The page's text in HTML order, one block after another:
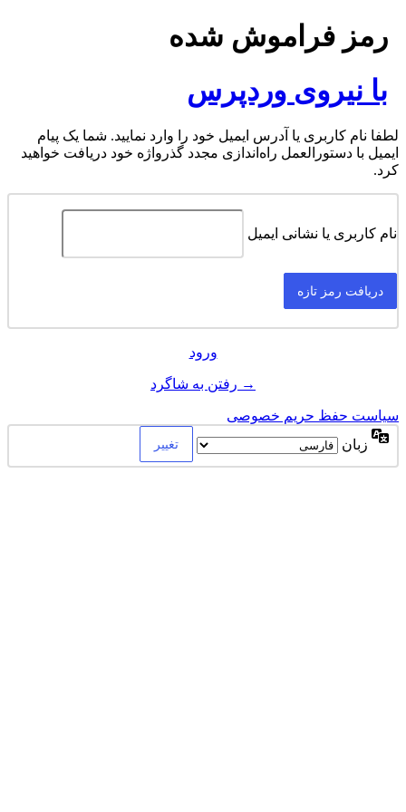
رمز فراموش شده
با نیروی وردپرس
لطفا نام کاربری یا آدرس ایمیل خود را وارد نمایید. شما یک پیام
ایمیل با دستورالعمل راه‌اندازی مجدد گذرواژه خود دریافت خواهید
کرد.
نام کاربری یا نشانی ایمیل
ورود
→ رفتن به شاگرد
سیاست حفظ حریم خصوصی
زبان